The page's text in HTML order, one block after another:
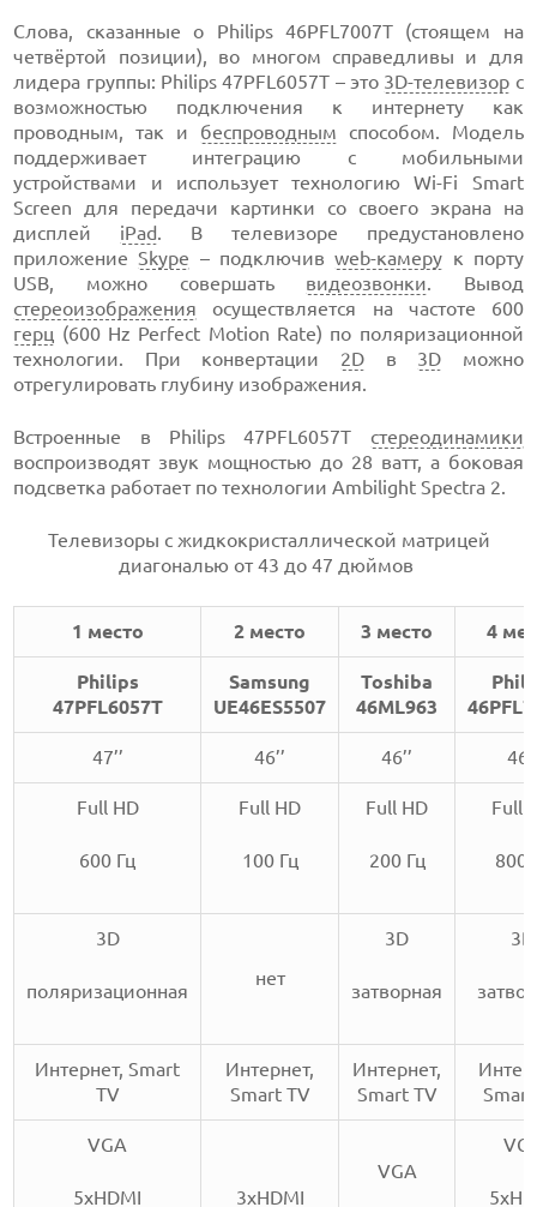
Слова, сказанные о Philips 46PFL7007T (стоящем на
четвёртой позиции), во многом справедливы и для
лидера группы: Philips 47PFL6057T – это 3D-телевизор с
возможностью подключения к интернету как
проводным, так и беспроводным способом. Модель
поддерживает интеграцию с мобильными
устройствами и использует технологию Wi-Fi Smart
Screen для передачи картинки со своего экрана на
дисплей iPad. В телевизоре предустановлено
приложениеSkype – подключивweb-камеру к порту
USB, можно совершать видеозвонки. Вывод
стереоизображения осуществляется на частоте 600
герц (600 Hz Perfect Motion Rate) по поляризационной
технологии. При конвертации 2D в 3D можно
отрегулировать глубину изображения.
Встроенные в Philips 47PFL6057T стереодинамики
воспроизводят звук мощностью до 28 ватт, а боковая
подсветка работает по технологии Ambilight Spectra 2.
Телевизоры с жидкокристаллической матрицей
диагональю от 43 до 47 дюймов
1 место 2 место 3 место 4
Philips
47PFL6057T
Samsung
UE46ES5507
Toshiba
46ML963
47’’ 46’’ 46’’
Full HD
600 Гц
Full HD
100 Гц
Full HD
200 Гц
Full
800
3D
поляризационная
нет
3D
затворная
3D
Интернет, Smart
TV
Интернет,
Smart TV
Интернет,
Smart TV
VGA
5xHDMI 3xHDMI
VGA